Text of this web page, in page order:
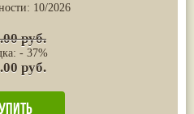
10/2026
руб.
- 37%
руб.